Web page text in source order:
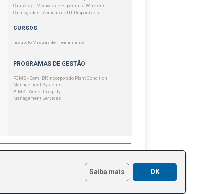
Caliperay - Medição de Espessura Wireless
Catálogo das Técnicas de UT Disponíveis
CURSOS
Instituto Mistras de Treinamento
PROGRAMAS DE GESTÃO
PCMS - Com IBR incorporado Plant Condition
Management Systems
AIMS - Asset Integrity
Management Services
+55 11 3736-7777
+55 11 99460-3046
Saiba mais OK